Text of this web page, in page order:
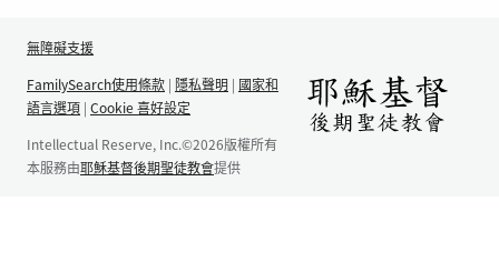
無障礙支援
FamilySearch使用條款 | 隱私聲明 | 國家和
語言選項 | Cookie 喜好設定
Intellectual Reserve, Inc.©2026版權所有
本服務由耶穌基督後期聖徒教會提供